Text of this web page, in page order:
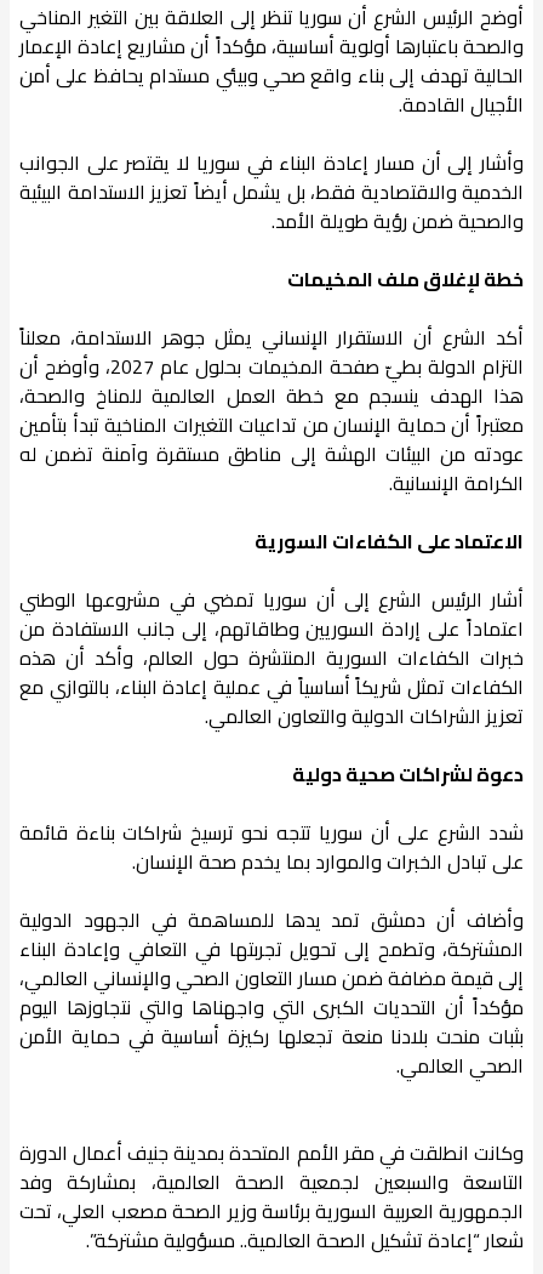
أوضح الرئيس الشرع أن سوريا تنظر إلى العلاقة بين التغير المناخي
والصحة باعتبارها أولوية أساسية، مؤكداً أن مشاريع إعادة الإعمار
الحالية تهدف إلى بناء واقع صحي وبيئي مستدام يحافظ على أمن
الأجيال القادمة.
وأشار إلى أن مسار إعادة البناء في سوريا لا يقتصر على الجوانب
الخدمية والاقتصادية فقط، بل يشمل أيضاً تعزيز الاستدامة البيئية
والصحية ضمن رؤية طويلة الأمد.
خطة لإغلاق ملف المخيمات
أكد الشرع أن الاستقرار الإنساني يمثل جوهر الاستدامة، معلناً
التزام الدولة بطيّ صفحة المخيمات بحلول عام 2027، وأوضح أن
هذا الهدف ينسجم مع خطة العمل العالمية للمناخ والصحة،
معتبراً أن حماية الإنسان من تداعيات التغيرات المناخية تبدأ بتأمين
عودته من البيئات الهشة إلى مناطق مستقرة وآمنة تضمن له
الكرامة الإنسانية.
الاعتماد على الكفاءات السورية
أشار الرئيس الشرع إلى أن سوريا تمضي في مشروعها الوطني
اعتماداً على إرادة السوريين وطاقاتهم، إلى جانب الاستفادة من
خبرات الكفاءات السورية المنتشرة حول العالم، وأكد أن هذه
الكفاءات تمثل شريكاً أساسياً في عملية إعادة البناء، بالتوازي مع
تعزيز الشراكات الدولية والتعاون العالمي.
دعوة لشراكات صحية دولية
شدد الشرع على أن سوريا تتجه نحو ترسيخ شراكات بناءة قائمة
على تبادل الخبرات والموارد بما يخدم صحة الإنسان.
وأضاف أن دمشق تمد يدها للمساهمة في الجهود الدولية
المشتركة، وتطمح إلى تحويل تجربتها في التعافي وإعادة البناء
إلى قيمة مضافة ضمن مسار التعاون الصحي والإنساني العالمي،
مؤكداً أن التحديات الكبرى التي واجهناها والتي نتجاوزها اليوم
بثبات منحت بلادنا منعة تجعلها ركيزة أساسية في حماية الأمن
الصحي العالمي.
وكانت انطلقت في مقر الأمم المتحدة بمدينة جنيف أعمال الدورة
التاسعة والسبعين لجمعية الصحة العالمية، بمشاركة وفد
الجمهورية العربية السورية برئاسة وزير الصحة مصعب العلي، تحت
شعار “إعادة تشكيل الصحة العالمية.. مسؤولية مشتركة”.